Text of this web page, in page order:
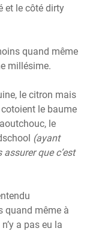
et le côté dirty
quand même
millésime.
le citron mais
le baume
le
(ayant
que c’est
quand même à
a pas eu la